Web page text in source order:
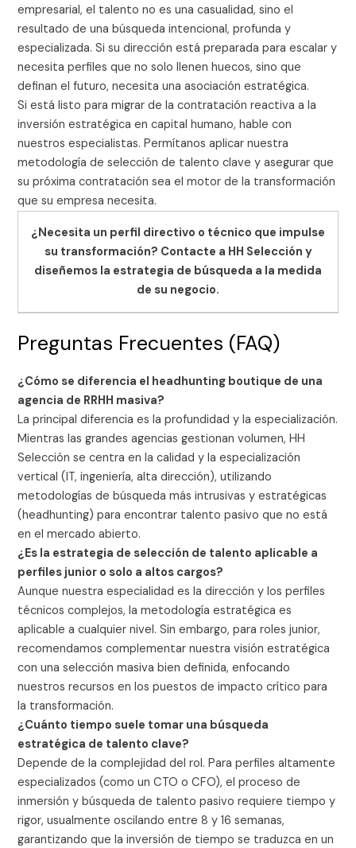
empresarial, el talento no es una casualidad, sino el
resultado de una búsqueda intencional, profunda y
especializada. Si su dirección está preparada para escalar y
necesita perfiles que no solo llenen huecos, sino que
definan el futuro, necesita una asociación estratégica.
Si está listo para migrar de la contratación reactiva a la
inversión estratégica en capital humano, hable con
nuestros especialistas. Permítanos aplicar nuestra
metodología de selección de talento clave y asegurar que
su próxima contratación sea el motor de la transformación
que su empresa necesita.
¿Necesita un perfil directivo o técnico que impulse
su transformación? Contacte a HH Selección y
diseñemos la estrategia de búsqueda a la medida
de su negocio.
Preguntas Frecuentes (FAQ)
¿Cómo se diferencia el headhunting boutique de una
agencia de RRHH masiva?
La principal diferencia es la profundidad y la especialización.
Mientras las grandes agencias gestionan volumen, HH
Selección se centra en la calidad y la especialización
vertical (IT, ingeniería, alta dirección), utilizando
metodologías de búsqueda más intrusivas y estratégicas
(headhunting) para encontrar talento pasivo que no está
en el mercado abierto.
¿Es la estrategia de selección de talento aplicable a
perfiles junior o solo a altos cargos?
Aunque nuestra especialidad es la dirección y los perfiles
técnicos complejos, la metodología estratégica es
aplicable a cualquier nivel. Sin embargo, para roles junior,
recomendamos complementar nuestra visión estratégica
con una selección masiva bien definida, enfocando
nuestros recursos en los puestos de impacto crítico para
la transformación.
¿Cuánto tiempo suele tomar una búsqueda
estratégica de talento clave?
Depende de la complejidad del rol. Para perfiles altamente
especializados (como un CTO o CFO), el proceso de
inmersión y búsqueda de talento pasivo requiere tiempo y
rigor, usualmente oscilando entre 8 y 16 semanas,
garantizando que la inversión de tiempo se traduzca en un